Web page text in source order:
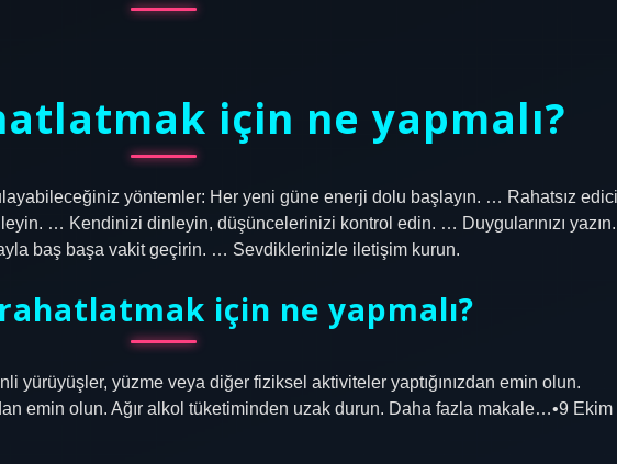
için ne yapmalı?
yöntemler: Her yeni güne enerji dolu başlayın. … Rahatsız edici
… Kendinizi dinleyin, düşüncelerinizi kontrol edin. … Duygularınızı yazın.
baş başa vakit geçirin. … Sevdiklerinizle iletişim kurun.
için ne yapmalı?
yürüyüşler, yüzme veya diğer fiziksel aktiviteler yaptığınızdan emin olun.
emin olun. Ağır alkol tüketiminden uzak durun. Daha fazla makale…•9 Ekim